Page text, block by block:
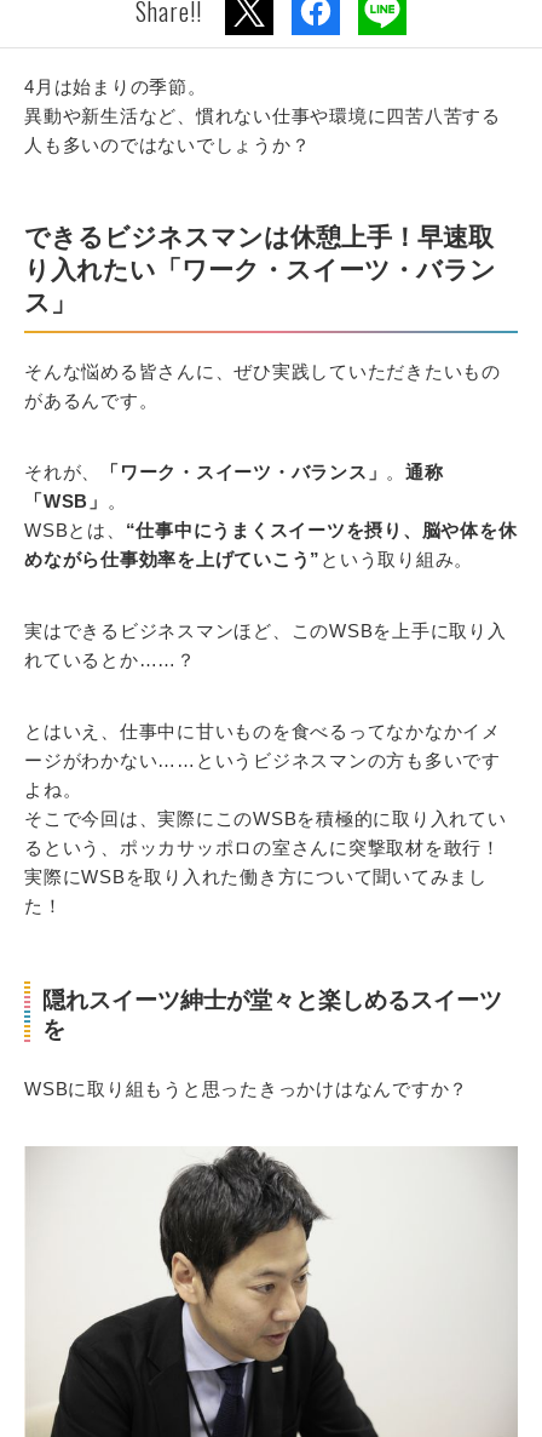
Share!!
4月は始まりの季節。
異動や新生活など、慣れない仕事や環境に四苦八苦する
人も多いのではないでしょうか？
できるビジネスマンは休憩上手！早速取
り入れたい「ワーク・スイーツ・バラン
ス」
そんな悩める皆さんに、ぜひ実践していただきたいもの
があるんです。
それが、 「ワーク・スイーツ・バランス」 。 通称
「WSB」 。
WSBとは、 “仕事中にうまくスイーツを摂り、脳や体を休
めながら仕事効率を上げていこう” という取り組み。
実はできるビジネスマンほど、このWSBを上手に取り入
れているとか……？
とはいえ、仕事中に甘いものを食べるってなかなかイメ
ージがわかない……というビジネスマンの方も多いです
よね。
そこで今回は、実際にこのWSBを積極的に取り入れてい
るという、ポッカサッポロの室さんに突撃取材を敢行！
実際にWSBを取り入れた働き方について聞いてみまし
た！
隠れスイーツ紳士が堂々と楽しめるスイーツ
を
WSBに取り組もうと思ったきっかけはなんですか？